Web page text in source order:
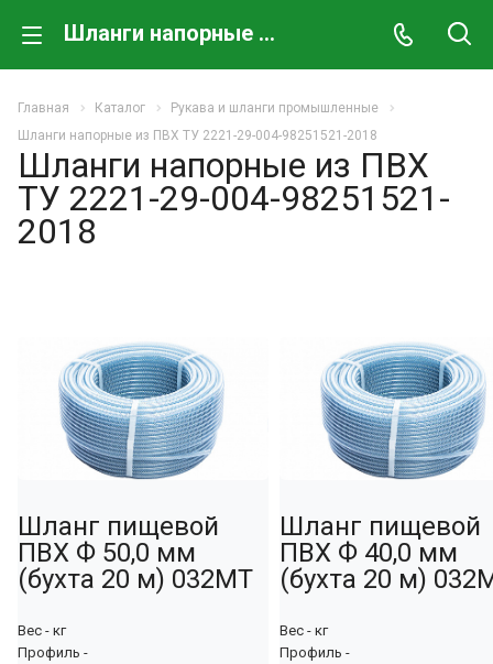
Шланги напорные из ПВХ ТУ 2221-29-004-98251521-2018
Главная Каталог
Рукава и шланги промышленные
Шланги напорные из ПВХ ТУ 2221-29-004-98251521-2018
Шланги напорные из ПВХ
ТУ 2221-29-004-98251521-
2018
Шланг пищевой
ПВХ Ф 50,0 мм
(бухта 20 м) 032МТ
Вес - кг
Профиль -
Шланг пищевой
ПВХ Ф 40,0 мм
(бухта 20 м)
Вес - кг
Профиль -